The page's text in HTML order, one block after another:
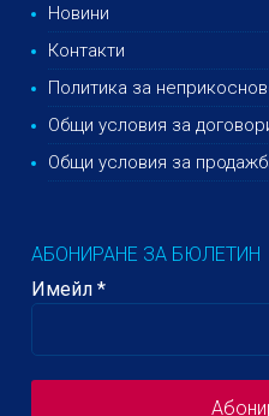
Новини
Контакти
Политика за
Общи условия за
Общи условия за
АБОНИРАНЕ ЗА БЮЛЕТИН
Имейл*